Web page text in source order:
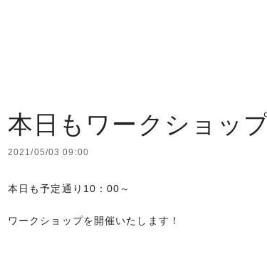
本日もワークショップ
2021/05/03 09:00
本日も予定通り10：00～
ワークショップを開催いたします！